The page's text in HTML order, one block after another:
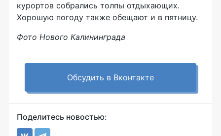
курортов собрались толпы отдыхающих.
Хорошую погоду также обещают и в пятницу.
Фото Нового Калининграда
Обсудить в Вконтакте
Поделитесь новостью: